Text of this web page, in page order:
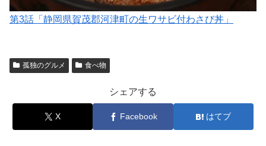
第3話「静岡県賀茂郡河津町の生ワサビ付わさび丼」
孤独のグルメ 食べ物
シェアする
X Facebook はてブ